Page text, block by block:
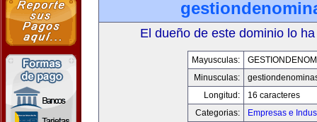
El dueño de este dominio lo
Mayusculas:
Minusculas:
Longitud:
16 caracteres
Categorias:
Empresas e